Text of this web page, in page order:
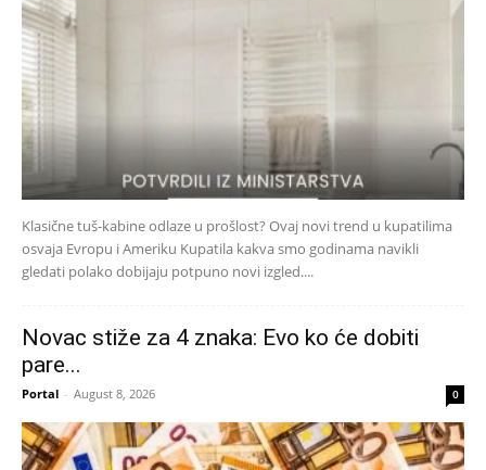
Klasične tuš-kabine odlaze u prošlost? Ovaj novi trend u kupatilima
osvaja Evropu i Ameriku Kupatila kakva smo godinama navikli
gledati polako dobijaju potpuno novi izgled....
Novac stiže za 4 znaka: Evo ko će dobiti
pare...
Portal - August 8, 2026 0